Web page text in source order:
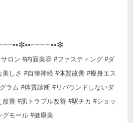
ロン #内面美容 #ファスティング #ダ
しさ #自律神経 #体質改善 #痩身エス
ラム #体質診断 #リバウンドしないダ
善 #肌トラブル改善 #駅チカ #ショッ
グモール #健康美